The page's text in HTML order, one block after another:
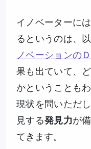
イノベーターに
るというのは、
ノベーションのＤ
果も出ていて、
かということも
現状を問いただ
見する発見力が
てきます。